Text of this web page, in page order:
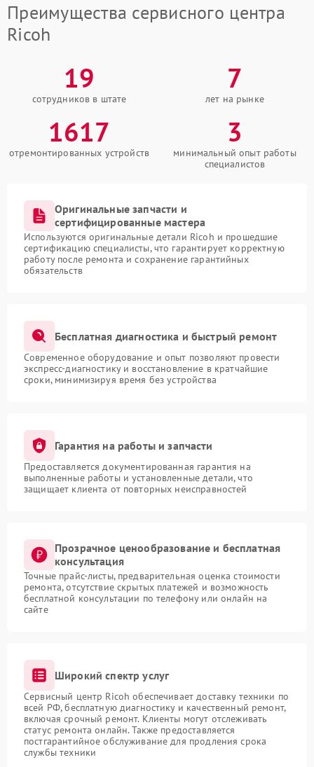
Преимущества сервисного центра
Ricoh
19
сотрудников в штате
7
лет на рынке
1617
отремонтированных устройств
3
минимальный опыт работы
специалистов
Оригинальные запчасти и
сертифицированные мастера
Используются оригинальные детали Ricoh и прошедшие
сертификацию специалисты, что гарантирует корректную
работу после ремонта и сохранение гарантийных
обязательств
Бесплатная диагностика и быстрый ремонт
Современное оборудование и опыт позволяют провести
экспресс-диагностику и восстановление в кратчайшие
сроки, минимизируя время без устройства
Гарантия на работы и запчасти
Предоставляется документированная гарантия на
выполненные работы и установленные детали, что
защищает клиента от повторных неисправностей
Прозрачное ценообразование и бесплатная
консультация
Точные прайс-листы, предварительная оценка стоимости
ремонта, отсутствие скрытых платежей и возможность
бесплатной консультации по телефону или онлайн на
сайте
Широкий спектр услуг
Сервисный центр Ricoh обеспечивает доставку техники по
всей РФ, бесплатную диагностику и качественный ремонт,
включая срочный ремонт. Клиенты могут отслеживать
статус ремонта онлайн. Также предоставляется
постгарантийное обслуживание для продления срока
службы техники